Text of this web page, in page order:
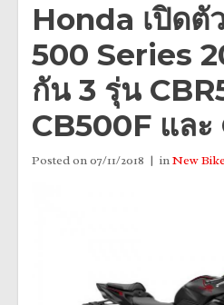
Honda เปิดตั
500 Series
กัน 3 รุ่น
CB500F และ
Posted on07/11/2018 inNew